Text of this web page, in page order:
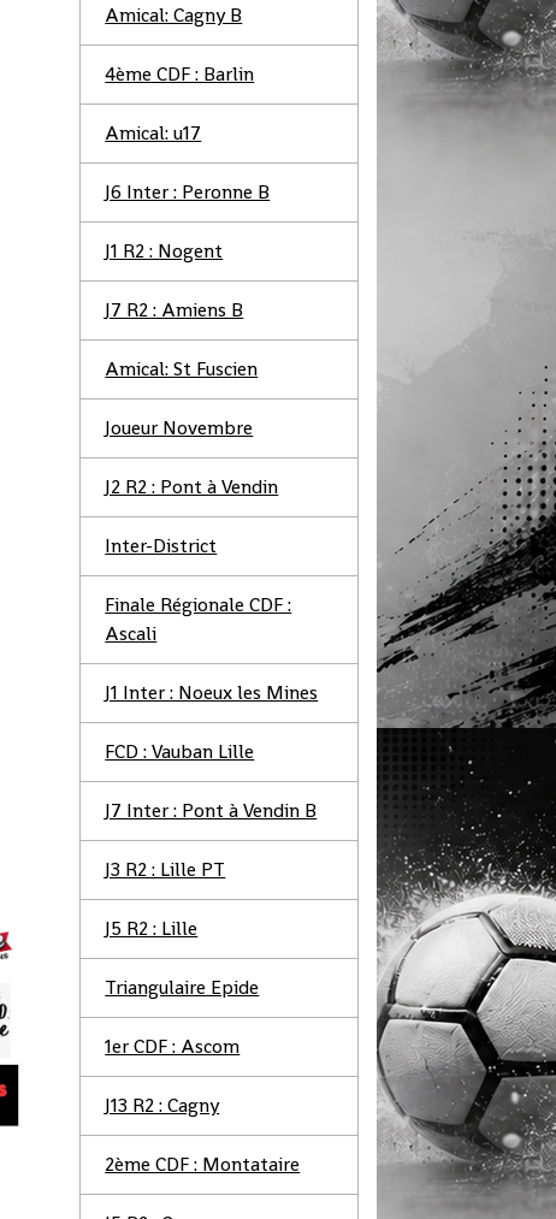
Amical: Cagny B
4ème CDF : Barlin
Amical: u17
J6 Inter : Peronne B
J1 R2 : Nogent
J7 R2 : Amiens B
Amical: St Fuscien
Joueur Novembre
J2 R2 : Pont à Vendin
Inter-District
Finale Régionale CDF :
Ascali
J1 Inter : Noeux les Mines
FCD : Vauban Lille
J7 Inter : Pont à Vendin B
J3 R2 : Lille PT
J5 R2 : Lille
Triangulaire Epide
1er CDF : Ascom
J13 R2 : Cagny
2ème CDF : Montataire